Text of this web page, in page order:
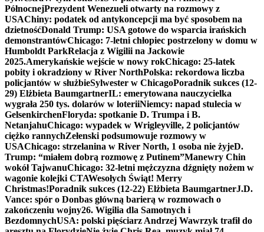
PółnocnejPrezydent Wenezueli otwarty na rozmowy z
USAChiny: podatek od antykoncepcji ma być sposobem na
dzietnośćDonald Trump: USA gotowe do wsparcia irańskich
demonstrantówChicago: 7-letni chłopiec postrzelony w domu w
Humboldt ParkRelacja z Wigilii na Jackowie
2025.Amerykańskie wejście w nowy rokChicago: 25-latek
pobity i okradziony w River NorthPolska: rekordowa liczba
policjantów w służbieSylwester w ChicagoPoradnik sukces (12-
29) Elżbieta BaumgartnerIL: emerytowana nauczycielka
wygrała 250 tys. dolarów w loteriiNiemcy: napad stulecia w
GelsenkirchenFloryda: spotkanie D. Trumpa i B.
NetanjahuChicago: wypadek w Wrigleyville, 2 policjantów
ciężko rannychZełenski podsumowuje rozmowy w
USAChicago: strzelanina w River North, 1 osoba nie żyjeD.
Trump: “miałem dobrą rozmowę z Putinem”Manewry Chin
wokół TajwanuChicago: 32-letni mężczyzna dźgnięty nożem w
wagonie kolejki CTAWesołych Świąt! Merry
Christmas!Poradnik sukces (12-22) Elżbieta BaumgartnerJ.D.
Vance: spór o Donbas główną barierą w rozmowach o
zakończeniu wojny26. Wigilia dla Samotnych i
BezdomnychUSA: polski pięściarz Andrzej Wawrzyk trafił do